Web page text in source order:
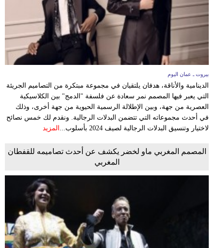
أخبار
إعلام
مرأة
علوم
بيئة
مدوَّنات
فيديو
سيارات
بيروت ـ عمان اليوم
الدينامية والأناقة، هدفان يلتقيان في مجموعة مبتكرة من التصاميم الجريئة
التي يعبر فيها المصمم نمر سعادة عن فلسفة "الدمج" بين الكلاسيكية
العصرية من جهة، وبين الإطلالة الرسمية الحيوية من جهة أخرى، وذلك
في أحدث مجموعاته التي تتضمن البدلات الرجالية. ونقدم لك خمس نصائح
لاختيار وتنسيق البدلات الرجالية لصيف 2024 بأسلوب...
المزيد
المصمم المغربي ماو لخضر يكشف عن أحدث تصاميمه للقفطان
المغربي